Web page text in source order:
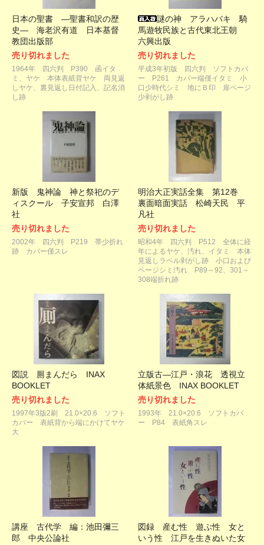
日本の聖書 ―聖書和訳の歴
史― 海老沢有道 日本基督
教団出版部
売り切れました
1964年 四六判 P390 函イタ
ミ、ヤケ 本体表紙背ヤケ 両見返
しヤケ、裏見返し日付記入、記名消
し跡
謎の神 アラハバキ 騎
馬遊牧民族と古代東北王朝
六興出版
売り切れました
平成3年初版 四六判 ソフトカバ
ー P261 カバー端僅イタミ 小
口少時代シミ 地にＢ印 扉ページ
少剥がし跡
新版 鬼神論 神と祭祀のデ
ィスクール 子安宣邦 白澤
社
売り切れました
2002年 四六判 P219 帯少折れ
跡 カバー僅スレ
明治大正実話全集 第12巻
裏面暗面実話 松崎天民 平
凡社
売り切れました
昭和4年 四六判 P512 全体に経
年によるヤケ、汚れ、イタミ 本体
見返しラベル剥がし跡 小口および
ページシミ汚れ P89～92、301～
308端折れ跡
図説 厠まんだら INAX
BOOKLET
売り切れました
1997年3版2刷 21.0×20.6 ソフト
カバー 表紙背から端にかけてヤケ
大
立版古―江戸・浪花 透視立
体紙景色 INAX BOOKLET
売り切れました
1993年 21.0×20.6 ソフトカバ
ー P84 表紙角スレ
講座 古代学 編：池田彌三
郎 中央公論社
図録 産む性 遊ぶ性 女と
いう性 江戸を生きぬいた女